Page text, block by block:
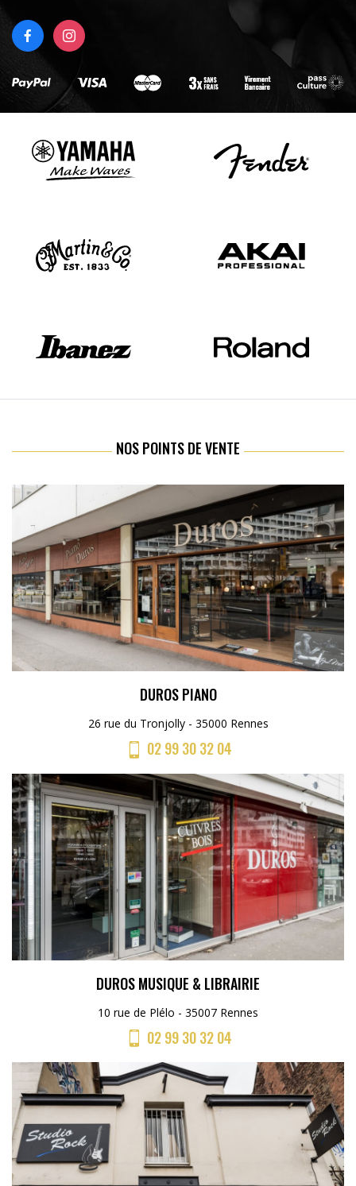
FACEBOOKINSTAGRAM
NOS POINTS DE VENTE
DUROS PIANO
26 rue du Tronjolly - 35000 Rennes
02 99 30 32 04
DUROS MUSIQUE & LIBRAIRIE
10 rue de Plélo - 35007 Rennes
02 99 30 32 04